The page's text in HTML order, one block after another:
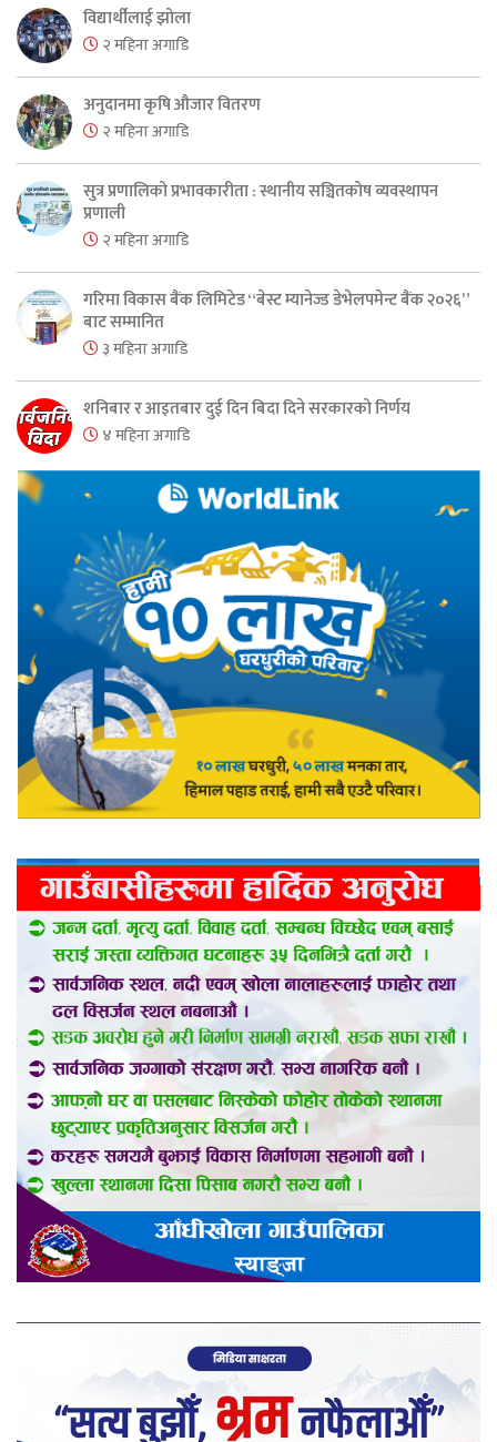
विद्यार्थीलाई झोला
२ महिना अगाडि
अनुदानमा कृषि औजार वितरण
२ महिना अगाडि
सुत्र प्रणालिको प्रभावकारीता : स्थानीय सञ्चितकोष व्यवस्थापन
प्रणाली
२ महिना अगाडि
गरिमा विकास बैंक लिमिटेड “बेस्ट म्यानेज्ड डेभेलपमेन्ट बैंक २०२६”
बाट सम्मानित
३ महिना अगाडि
शनिबार र आइतबार दुई दिन बिदा दिने सरकारको निर्णय
४ महिना अगाडि